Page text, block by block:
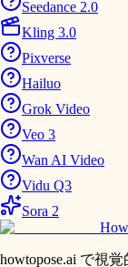
Seedance 2.0
Kling 3.0
Pixverse
Hailuo
Grok Video
Veo 3
Wan AI Video
Vidu Q3
Sora 2
howtopose.ai で視